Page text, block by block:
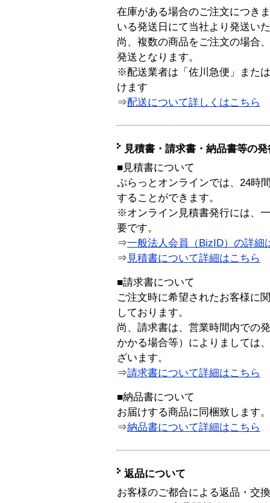
在庫がある場合のご注文につき
いる発送日にて当社より発送い
尚、複数の商品をご注文の場合
発送となります。
※配送業者は「佐川急便」また
けます
⇒配送について詳しくはこちら
見積書・請求書・納品書等の
■見積書について
ぷらっとオンラインでは、24時
することができます。
※オンライン見積書発行には、
要です。
⇒一般法人会員（BizID）の詳細
⇒ 見積書について詳細はこちら
■請求書について
ご注文時に希望されたお客様に
しております。
尚、請求書は、営業時間内での
かかる場合等）によりましては
ざいます。
⇒請求書について詳細はこちら
■納品書について
お届けする商品に同梱致します。
⇒納品書について詳細はこちら
返品について
お客様のご都合による返品・交